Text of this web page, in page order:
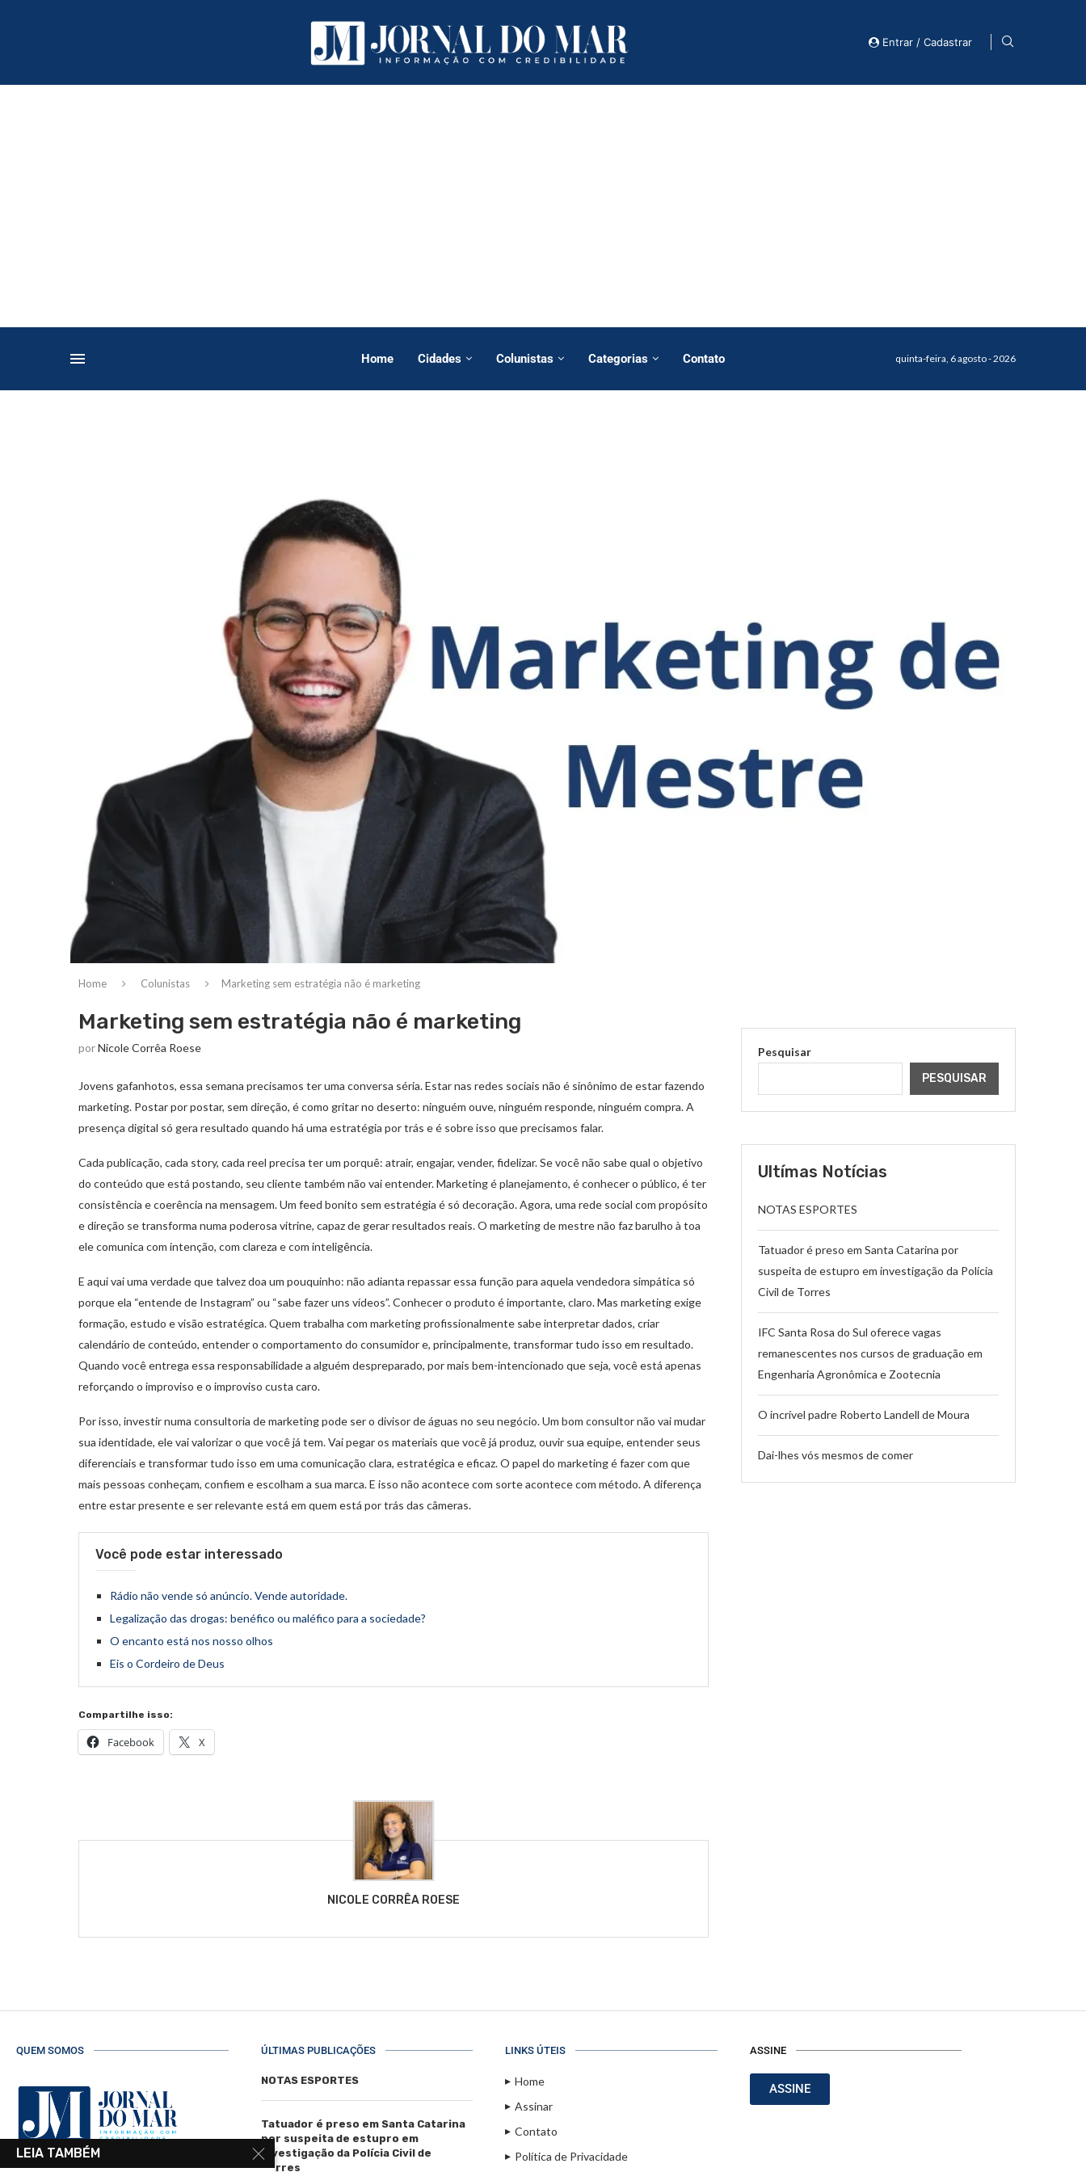
Entrar / Cadastrar
Home Cidades Colunistas Categorias Contato quinta-feira, 6 agosto - 2026
Home Colunistas Marketing sem estratégia não é marketing
Marketing sem estratégia não é marketing
porNicole Corrêa Roese
Jovens gafanhotos, essa semana precisamos ter uma conversa séria. Estar nas redes sociais não é sinônimo de estar fazendo
marketing. Postar por postar, sem direção, é como gritar no deserto: ninguém ouve, ninguém responde, ninguém compra. A
presença digital só gera resultado quando há uma estratégia por trás e é sobre isso que precisamos falar.
Cada publicação, cada story, cada reel precisa ter um porquê: atrair, engajar, vender, fidelizar. Se você não sabe qual o objetivo
do conteúdo que está postando, seu cliente também não vai entender. Marketing é planejamento, é conhecer o público, é ter
consistência e coerência na mensagem. Um feed bonito sem estratégia é só decoração. Agora, uma rede social com propósito
e direção se transforma numa poderosa vitrine, capaz de gerar resultados reais. O marketing de mestre não faz barulho à toa
ele comunica com intenção, com clareza e com inteligência.
E aqui vai uma verdade que talvez doa um pouquinho: não adianta repassar essa função para aquela vendedora simpática só
porque ela “entende de Instagram” ou “sabe fazer uns vídeos”. Conhecer o produto é importante, claro. Mas marketing exige
formação, estudo e visão estratégica. Quem trabalha com marketing profissionalmente sabe interpretar dados, criar
calendário de conteúdo, entender o comportamento do consumidor e, principalmente, transformar tudo isso em resultado.
Quando você entrega essa responsabilidade a alguém despreparado, por mais bem-intencionado que seja, você está apenas
reforçando o improviso e o improviso custa caro.
Por isso, investir numa consultoria de marketing pode ser o divisor de águas no seu negócio. Um bom consultor não vai mudar
sua identidade, ele vai valorizar o que você já tem. Vai pegar os materiais que você já produz, ouvir sua equipe, entender seus
diferenciais e transformar tudo isso em uma comunicação clara, estratégica e eficaz. O papel do marketing é fazer com que
mais pessoas conheçam, confiem e escolham a sua marca. E isso não acontece com sorte acontece com método. A diferença
entre estar presente e ser relevante está em quem está por trás das câmeras.
Você pode estar interessado
Rádio não vende só anúncio. Vende autoridade.
Legalização das drogas: benéfico ou maléfico para a sociedade?
O encanto está nos nosso olhos
Eis o Cordeiro de Deus
Compartilhe isso:
Facebook X
NICOLE CORRÊA ROESE
Pesquisar
PESQUISAR
Ultímas Notícias
NOTAS ESPORTES
Tatuador é preso em Santa Catarina por
suspeita de estupro em investigação da Polícia
Civil de Torres
IFC Santa Rosa do Sul oferece vagas
remanescentes nos cursos de graduação em
Engenharia Agronômica e Zootecnia
O incrível padre Roberto Landell de Moura
Dai-lhes vós mesmos de comer
QUEM SOMOS ÚLTIMAS PUBLICAÇÕES
NOTAS ESPORTES
Tatuador é preso em Santa Catarina
por suspeita de estupro em
investigação da Polícia Civil de
Torres
LINKS ÚTEIS
Home
Assinar
Contato
Política de Privacidade
ASSINE
ASSINE
LEIA TAMBÉM